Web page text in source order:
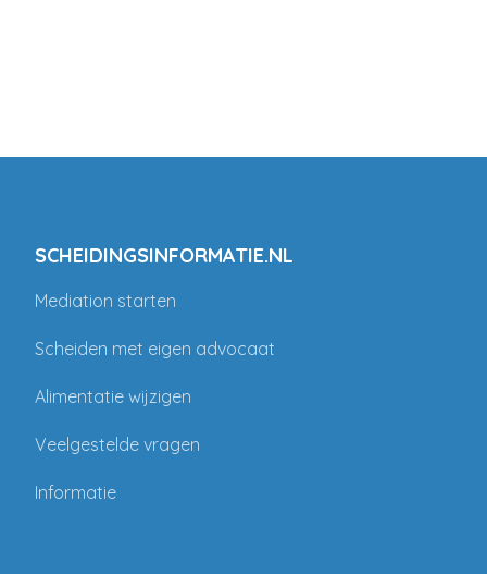
SCHEIDINGSINFORMATIE.NL
Mediation starten
Scheiden met eigen advocaat
Alimentatie wijzigen
Veelgestelde vragen
Informatie